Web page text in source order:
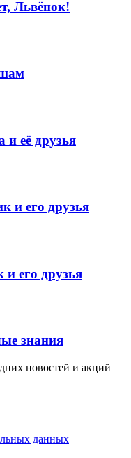
Львёнок!
её друзья
и его друзья
его друзья
знания
новостей и акций
данных